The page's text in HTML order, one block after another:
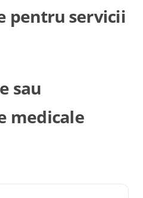
pentru servicii
sau
medicale